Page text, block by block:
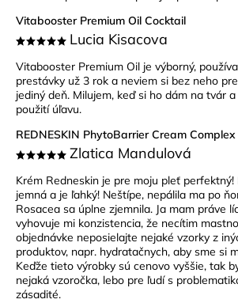
Vitabooster Premium Oil Cocktail
Lucia Kisacova
Vitabooster Premium Oil je výborný,
prestávky už 3 rok a neviem si bez neho
jediný deň. Milujem, keď si ho dám na tvár
použití úľavu.
REDNESKIN PhytoBarrier Cream Complex
Zlatica Mandulová
Krém Redneskin je pre moju pleť
jemná a je ľahký! Neštípe, nepálila ma po
Rosacea sa úplne zjemnila. Ja mam práve
vyhovuje mi konzistencia, že necítim
objednávke neposielajte nejaké vzorky z
produktov, napr. hydratačnych, aby sme si
Keďže tieto výrobky sú cenovo vyššie, tak
nejaká vzoročka, lebo pre ľudí s
zásadité.